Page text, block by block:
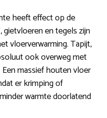
heeft effect op de
gietvloeren en tegels zijn
vloerverwarming. Tapijt,
ook overweg met
massief houten vloer
er krimping of
warmte doorlatend